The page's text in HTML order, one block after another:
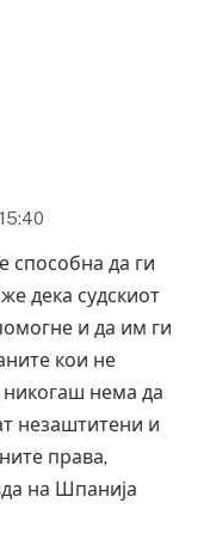
способна да ги
дека судскиот
и да им ги
кои не
никогаш нема да
незаштитени и
права,
на Шпанија